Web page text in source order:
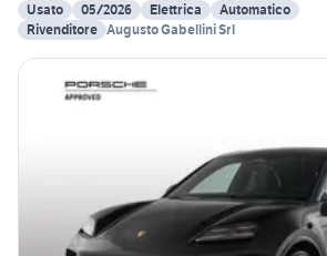
Usato
05/2026 Elettrica
Automatico
Rivenditore Augusto Gabellini Srl